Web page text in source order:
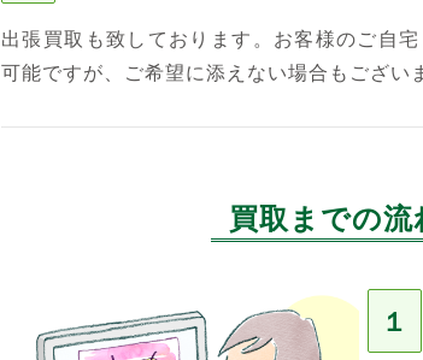
出張買取も致しております。お客様のご自
可能ですが、ご希望に添えない場合もござい
買取までの流
１